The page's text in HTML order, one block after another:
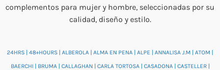
complementos para mujer y hombre, seleccionadas por su
calidad, diseño y estilo.
24HRS | 48+HOURS | ALBEROLA | ALMA EN PENA | ALPE | ANNALISA J.M | ATOM |
BAERCHI| BRUMA | CALLAGHAN | CARLA TORTOSA | CASADONA | CASTELLER|